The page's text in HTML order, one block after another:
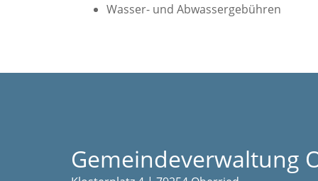
Wasser- und Abwassergebühren
Gemeindeverwaltung